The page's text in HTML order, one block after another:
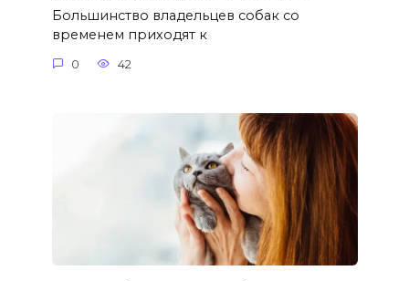
Большинство владельцев собак со
временем приходят к
0 42